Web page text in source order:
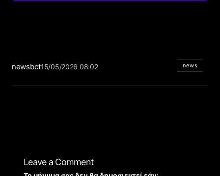
newsbot15/05/2026 08:02 news
Leave a Comment